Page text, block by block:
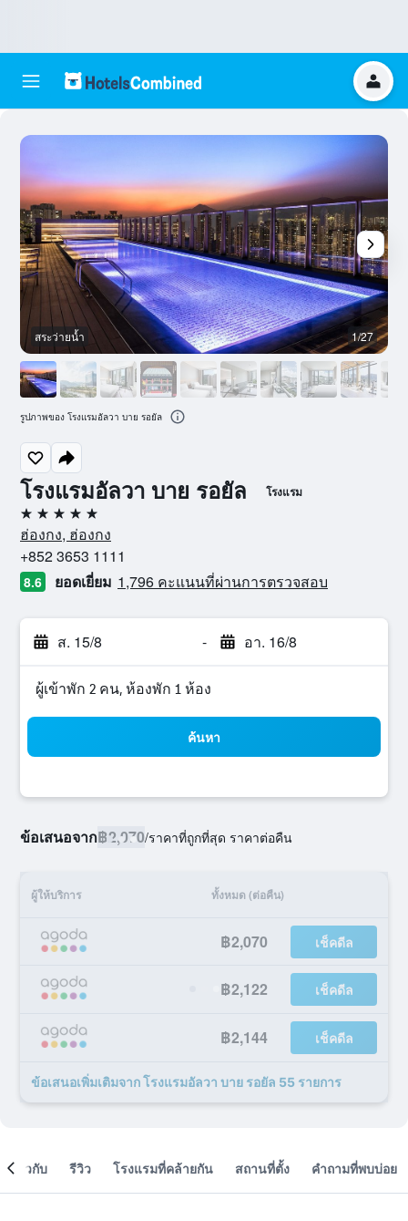
โรงแรมอัลวา บาย รอยัล โรงแรม
5 ดาว
ฮ่องกง, ฮ่องกง
+852 3653 1111
8.6 ยอดเยี่ยม 1,796 คะแนนที่ผ่านการตรวจสอบ
ส. 15/8 - อา. 16/8
ผู้เข้าพัก 2 คน, ห้องพัก 1 ห้อง
ค้นหา
ข้อเสนอจาก฿2,070/ราคาที่ถูกที่สุด ราคาต่อคืน
ผู้ให้บริการ ทั้งหมด (ต่อคืน)
฿2,070 เช็คดีล
฿2,122 เช็คดีล
฿2,144 เช็คดีล
ข้อเสนอเพิ่มเติมจาก โรงแรมอัลวา บาย รอยัล 55 รายการ
สระว่ายน้ำ 1/27
รูปภาพของ โรงแรมอัลวา บาย รอยัล
เกี่ยวกับ รีวิว โรงแรมที่คล้ายกัน สถานที่ตั้ง คำถามที่พบบ่อย